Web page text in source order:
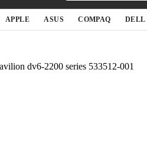
APPLE ASUS COMPAQ DELL
dv6-2200 series 533512-001